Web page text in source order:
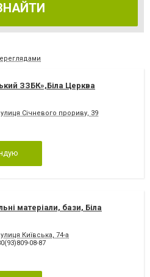
ЗЗБК»,Біла Церква
Січневого прориву, 39
матеріали, бази, Біла
Київська, 74-а
08-87